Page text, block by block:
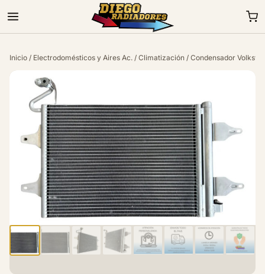
Inicio / Electrodomésticos y Aires Ac. / Climatización / Condensador